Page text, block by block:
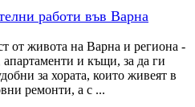
работи във Варна
от живота на Варна и региона -
и къщи, за да ги
за хората, които живеят в
ремонти, а с ...